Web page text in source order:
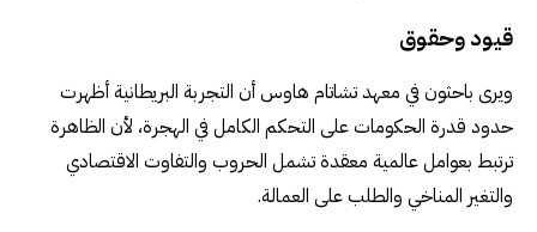
قيود وحقوق
ويرى باحثون في معهد تشاتام هاوس أن التجربة البريطانية أظهرت
حدود قدرة الحكومات على التحكم الكامل في الهجرة، لأن الظاهرة
ترتبط بعوامل عالمية معقدة تشمل الحروب والتفاوت الاقتصادي
والتغير المناخي والطلب على العمالة.